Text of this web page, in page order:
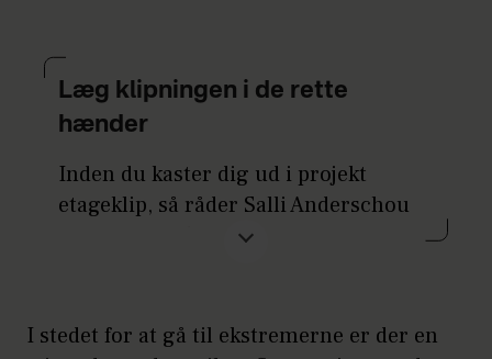
Læg klipningen i de rette
hænder
Inden du kaster dig ud i projekt
etageklip, så råder Salli Anderschou
dig til, at du finder en dygtig, råder
selvom etager klæder de professionel
I stedet for at gå til ekstremerne er der en